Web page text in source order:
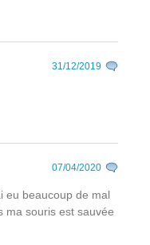
31/12/2019
07/04/2020
eu beaucoup de mal
ma souris est sauvée